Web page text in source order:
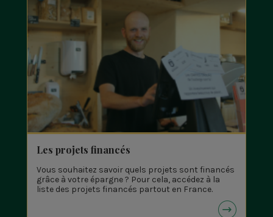
Les projets financés
Vous souhaitez savoir quels projets sont financés
grâce à votre épargne ? Pour cela, accédez à la
liste des projets financés partout en France.